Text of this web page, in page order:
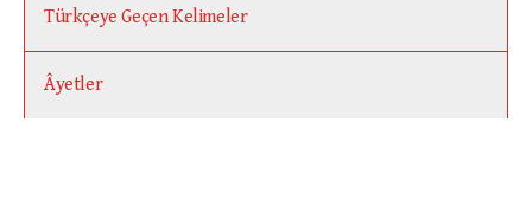
Türkçeye Geçen Kelimeler
Âyetler